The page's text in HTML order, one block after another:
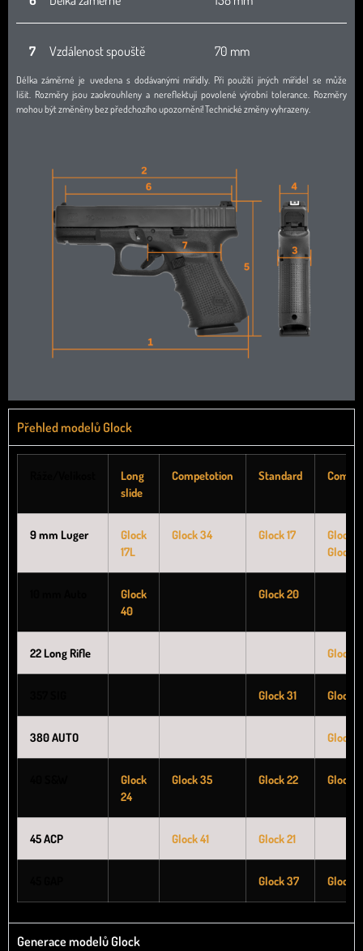
7 Vzdálenost spouště 70 mm
Délka záměrné je uvedena s dodávanými mířidly. Při použití jiných mířidel se může
lišit. Rozměry jsou zaokrouhleny a nereflektují povolené výrobní tolerance. Rozměry
mohou být změněny bez předchozího upozornění! Technické změny vyhrazeny.
Přehled modelů Glock
Long
slide
Competotion Standard
9 mm Luger
Glock
17L
Glock 34 Glock 17
Glock
Glock
Glock
40
Glock 20
22 Long Rifle Glock
Glock 31 Glock
380 AUTO Glock
Glock
24
Glock 35 Glock 22 Glock
45 ACP Glock 41 Glock 21
Glock 37 Glock
Generace modelů Glock